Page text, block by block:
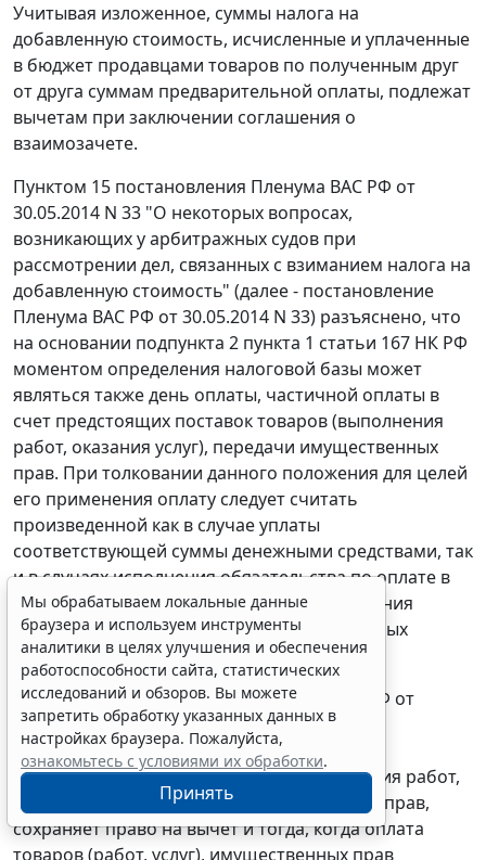
Учитывая изложенное, суммы налога на
добавленную стоимость, исчисленные и уплаченные
в бюджет продавцами товаров по полученным друг
от друга суммам предварительной оплаты, подлежат
вычетам при заключении соглашения о
взаимозачете.
Пунктом 15 постановления Пленума ВАС РФ от
30.05.2014 N 33 "О некоторых вопросах,
возникающих у арбитражных судов при
рассмотрении дел, связанных с взиманием налога на
добавленную стоимость" (далее - постановление
Пленума ВАС РФ от 30.05.2014 N 33) разъяснено, что
на основании подпункта 2 пункта 1 статьи 167 НК РФ
моментом определения налоговой базы может
являться также день оплаты, частичной оплаты в
счет предстоящих поставок товаров (выполнения
работ, оказания услуг), передачи имущественных
прав. При толковании данного положения для целей
его применения оплату следует считать
произведенной как в случае уплаты
соответствующей суммы денежными средствами, так
и в случаях исполнения обязательства по оплате в
неденежной форме, в том числе прекращения
денежного обязательства зачетом встречных
однородных требований.
Впункте 23постановления Пленума ВАС РФ от
30.05.2014 N 33 также указывается, что
налогоплательщик, произведший оплату
предстоящих поставок товаров (выполнения работ,
оказания услуг), передачи имущественных прав,
сохраняет право на вычет и тогда, когда оплата
товаров (работ, услуг), имущественных прав
Мы обрабатываем локальные данные
браузера и используем инструменты
аналитики в целях улучшения и обеспечения
работоспособности сайта, статистических
исследований и обзоров. Вы можете
запретить обработку указанных данных в
настройках браузера. Пожалуйста,
ознакомьтесь с условиями их обработки.
Принять